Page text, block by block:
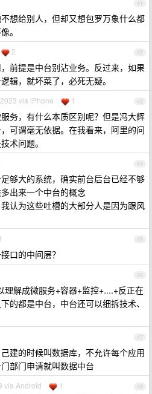
41
想给别人，但却又想包罗万象什么都
。
42
2
前提是中台别沾业务。反过来，如果
辑，就坏菜了，必死无疑。
43
via iPhone 1
务，有什么本质区别呢？但是冯大辉
可谓毫无依据。在我看来，阿里的问
术问题。
44
够大的系统，确实前台后台已经不够
出来一个中台的概念
认为这些吐槽的大部分人是因为跟风
45
口的中间层？
46
理解成微服务+容器+监控+....+反正在
的都是中台，中台还可以细拆技术、
47
建的时候叫数据库，不允许每个应用
部门申请就叫数据中台
48
via Android 1